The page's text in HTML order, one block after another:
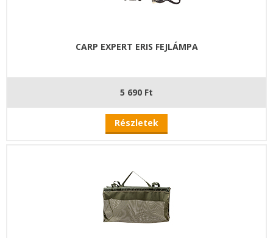
CARP EXPERT ERIS FEJLÁMPA
5 690 Ft
Részletek